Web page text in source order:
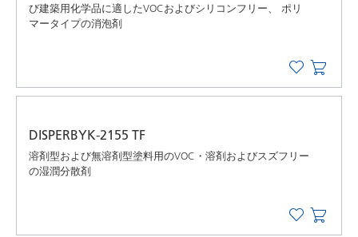
び建築用化学品に適したVOCおよびシリコンフリー、 ポリ
マータイプの消泡剤
DISPERBYK-2155 TF
溶剤型および無溶剤型塗料用のVOC・溶剤およびスズフリー
の湿潤分散剤